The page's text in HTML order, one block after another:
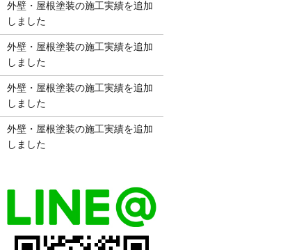
外壁・屋根塗装の施工実績を追加
しました
外壁・屋根塗装の施工実績を追加
しました
外壁・屋根塗装の施工実績を追加
しました
外壁・屋根塗装の施工実績を追加
しました